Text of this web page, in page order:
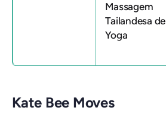
Massagem
Tailandesa de
Yoga
Kate Bee Moves